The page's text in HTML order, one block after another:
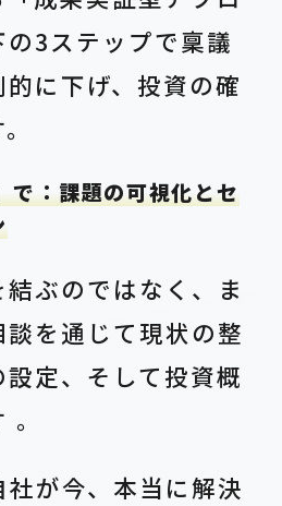
3ステップで稟議
に下げ、投資の確
：課題の可視化とセ
ぶのではなく、ま
を通じて現状の整
定、そして投資概
が今、本当に解決